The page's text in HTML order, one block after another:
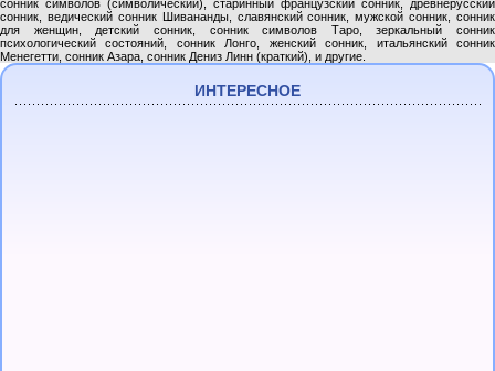
сонник символов (символический), старинный французский сонник, древнерусский
сонник, ведический сонник Шивананды, славянский сонник, мужской сонник, сонник
для женщин, детский сонник, сонник символов Таро, зеркальный сонник
психологический состояний, сонник Лонго, женский сонник, итальянский сонник
Менегетти, сонник Азара, сонник Дениз Линн (краткий), и другие.
ИНТЕРЕСНОЕ